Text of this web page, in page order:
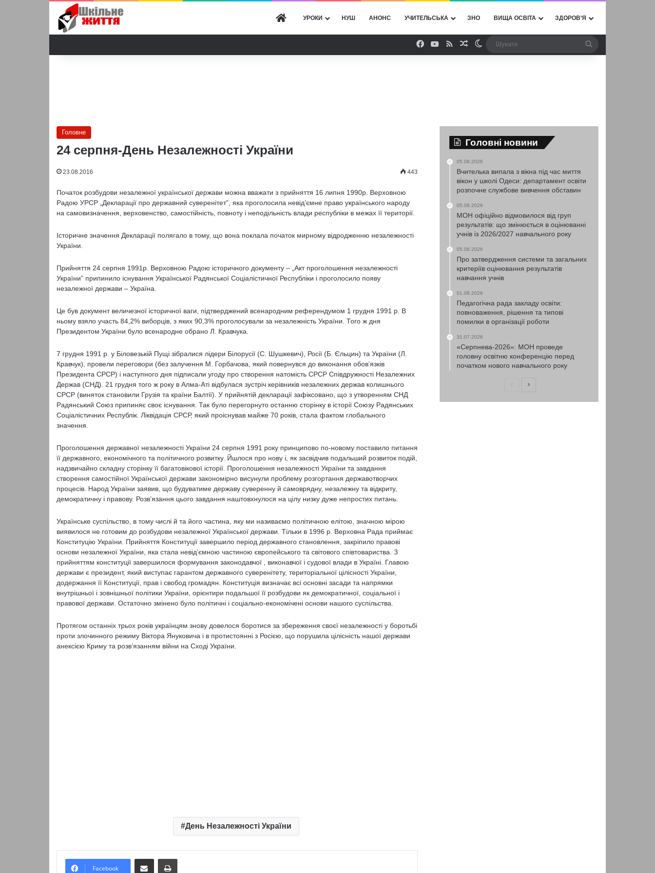
ГОЛОВНА
УРОКИ НУШ АНОНС УЧИТЕЛЬСЬКА ЗНО ВИЩА ОСВІТА ЗДОРОВ’Я
Facebook
YouTube
RSSВипадкова стаття
Switch skin
Головне
24 серпня-День Незалежності України
23.08.2016 443
Початок розбудови незалежної української держави можна вважати з прийняття 16 липня 1990р. Верховною
Радою УРСР „Декларації про державний суверенітет”, яка проголосила невід’ємне право українського народу
на самовизначення, верховенство, самостійність, повноту і неподільність влади республіки в межах її території.
Історичне значення Декларації полягало в тому, що вона поклала початок мирному відродженню незалежності
України.
Прийняття 24 серпня 1991р. Верховною Радою історичного документу – „Акт проголошення незалежності
України” припинило існування Української Радянської Соціалістичної Республіки і проголосило появу
незалежної держави – Україна.
Це був документ величезної історичної ваги, підтверджений всенародним референдумом 1 грудня 1991 р. В
ньому взяло участь 84,2% виборців, з яких 90,3% проголосували за незалежність України. Того ж дня
Президентом України було всенародне обрано Л. Кравчука.
7 грудня 1991 р. у Біловезькій Пущі зібралися лідери Білорусії (С. Шушкевич), Росії (Б. Єльцин) та України (Л.
Кравчук), провели переговори (без залучення М. Горбачова, який повернувся до виконання обов’язків
Президента СРСР) і наступного дня підписали угоду про створення натомість СРСР Співдружності Незалежних
Держав (СНД). 21 грудня того ж року в Алма-Аті відбулася зустріч керівників незалежних держав колишнього
СРСР (виняток становили Грузія та країни Балтії). У прийнятій декларації зафіксовано, що з утворенням СНД
Радянський Союз припиняє своє існування. Так було перегорнуто останню сторінку в історії Союзу Радянських
Соціалістичних Республік. Ліквідація СРСР, який проіснував майже 70 років, стала фактом глобального
значення.
Проголошення державної незалежності України 24 серпня 1991 року принципово по-новому поставило питання
її державного, економічного та політичного розвитку. Йшлося про нову і, як засвідчив подальший розвиток подій,
надзвичайно складну сторінку її багатовікової історії. Проголошення незалежності України та завдання
створення самостійної Української держави закономірно висунули проблему розгортання державотворчих
процесів. Народ України заявив, що будуватиме державу суверенну й самоврядну, незалежну та відкриту,
демократичну і правову. Розв’язання цього завдання наштовхнулося на цілу низку дуже непростих питань.
Українське суспільство, в тому числі й та його частина, яку ми називаємо політичною елітою, значною мірою
виявилося не готовим до розбудови незалежної Української держави. Тільки в 1996 р. Верховна Рада приймає
Конституцію України. Прийняття Конституції завершило період державного становлення, закріпило правові
основи незалежної України, яка стала невід’ємною частиною європейського та світового співтовариства. З
прийняттям конституції завершилося формування законодавчої , виконавчої і судової влади в Україні. Главою
держави є президент, який виступає гарантом державного суверенітету, територіальної цілісності України,
додержання її Конституції, прав і свобод громадян. Конституція визначає всі основні засади та напрямки
внутрішньої і зовнішньої політики України, орієнтири подальшої її розбудови як демократичної, соціальної і
правової держави. Остаточно змінено було політичні і соціально-економічені основи нашого суспільства.
Протягом останніх трьох років українцям знову довелося боротися за збереження своєї незалежності у боротьбі
проти злочинного режиму Віктора Януковича і в протистоянні з Росією, що порушила цілісність нашої держави
анексією Криму та розв’язанням війни на Сході України.
День Незалежності України
Facebook
Надіслати електронною поштоюНадрукувати
Головні новини
05.08.2026
Вчителька випала з вікна під час миття
вікон у школі Одеси: департамент освіти
розпочне службове вивчення обставин
05.08.2026
МОН офіційно відмовилося від груп
результатів: що змінюється в оцінюванні
учнів із 2026/2027 навчального року
05.08.2026
Про затвердження системи та загальних
критеріїв оцінювання результатів
навчання учнів
01.08.2026
Педагогічна рада закладу освіти:
повноваження, рішення та типові
помилки в організації роботи
31.07.2026
«Серпнева-2026»: МОН проведе
головну освітню конференцію перед
початком нового навчального року
ПопередняНаступна